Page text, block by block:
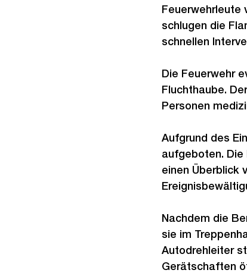
Feuerwehrleute
schlugen die
schnellen
Die Feuerwehr
Fluchthaube.
Personen
Aufgrund des
aufgeboten. Die
einen Überblick
Nachdem die
sie im
Autodrehleiter
Gerätschaften